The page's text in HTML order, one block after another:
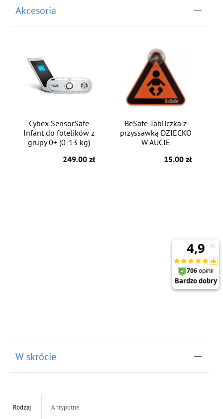
Akcesoria
Cybex SensorSafe
Infant do fotelików z
grupy 0+ (0-13 kg)
249.00 zł
BeSafe Tabliczka z
przyssawką DZIECKO
W AUCIE
15.00 zł
W skrócie
Rodzaj Antypotne